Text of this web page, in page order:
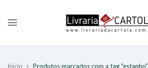
Início Produtos marcados com a tag “estanho”